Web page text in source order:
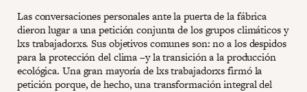
Las conversaciones personales ante la puerta de la fábrica
dieron lugar a una petición conjunta de los grupos climáticos y
lxs trabajadorxs. Sus objetivos comunes son: no a los despidos
para la protección del clima –y la transición a la producción
ecológica. Una gran mayoría de lxs trabajadorxs firmó la
petición porque, de hecho, una transformación integral del